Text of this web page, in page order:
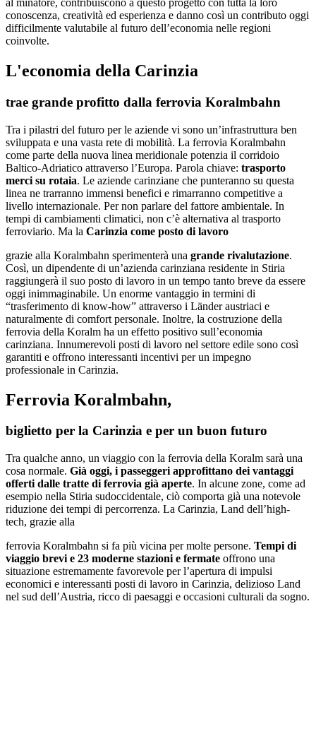
al minatore, contribuiscono a questo progetto con tutta la loro
conoscenza, creatività ed esperienza e danno così un contributo oggi
difficilmente valutabile al futuro dell’economia nelle regioni
coinvolte.
L'economia della Carinzia
trae grande profitto dalla ferrovia Koralmbahn
Tra i pilastri del futuro per le aziende vi sono un’infrastruttura ben
sviluppata e una vasta rete di mobilità. La ferrovia Koralmbahn
come parte della nuova linea meridionale potenzia il corridoio
Baltico-Adriatico attraverso l’Europa. Parola chiave: trasporto
merci su rotaia. Le aziende carinziane che punteranno su questa
linea ne trarranno immensi benefici e rimarranno competitive a
livello internazionale. Per non parlare del fattore ambientale. In
tempi di cambiamenti climatici, non c’è alternativa al trasporto
ferroviario. Ma la Carinzia come posto di lavoro
grazie alla Koralmbahn sperimenterà una grande rivalutazione.
Così, un dipendente di un’azienda carinziana residente in Stiria
raggiungerà il suo posto di lavoro in un tempo tanto breve da essere
oggi inimmaginabile. Un enorme vantaggio in termini di
“trasferimento di know-how” attraverso i Länder austriaci e
naturalmente di comfort personale. Inoltre, la costruzione della
ferrovia della Koralm ha un effetto positivo sull’economia
carinziana. Innumerevoli posti di lavoro nel settore edile sono così
garantiti e offrono interessanti incentivi per un impegno
professionale in Carinzia.
Ferrovia Koralmbahn,
biglietto per la Carinzia e per un buon futuro
Tra qualche anno, un viaggio con la ferrovia della Koralm sarà una
cosa normale. Già oggi, i passeggeri approfittano dei vantaggi
offerti dalle tratte di ferrovia già aperte. In alcune zone, come ad
esempio nella Stiria sudoccidentale, ciò comporta già una notevole
riduzione dei tempi di percorrenza. La Carinzia, Land dell’high-
tech, grazie alla
ferrovia Koralmbahn si fa più vicina per molte persone. Tempi di
viaggio brevi e 23 moderne stazioni e fermate offrono una
situazione estremamente favorevole per l’apertura di impulsi
economici e interessanti posti di lavoro in Carinzia, delizioso Land
nel sud dell’Austria, ricco di paesaggi e occasioni culturali da sogno.